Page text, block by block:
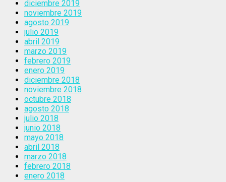
diciembre 2019
noviembre 2019
agosto 2019
julio 2019
abril 2019
marzo 2019
febrero 2019
enero 2019
diciembre 2018
noviembre 2018
octubre 2018
agosto 2018
julio 2018
junio 2018
mayo 2018
abril 2018
marzo 2018
febrero 2018
enero 2018